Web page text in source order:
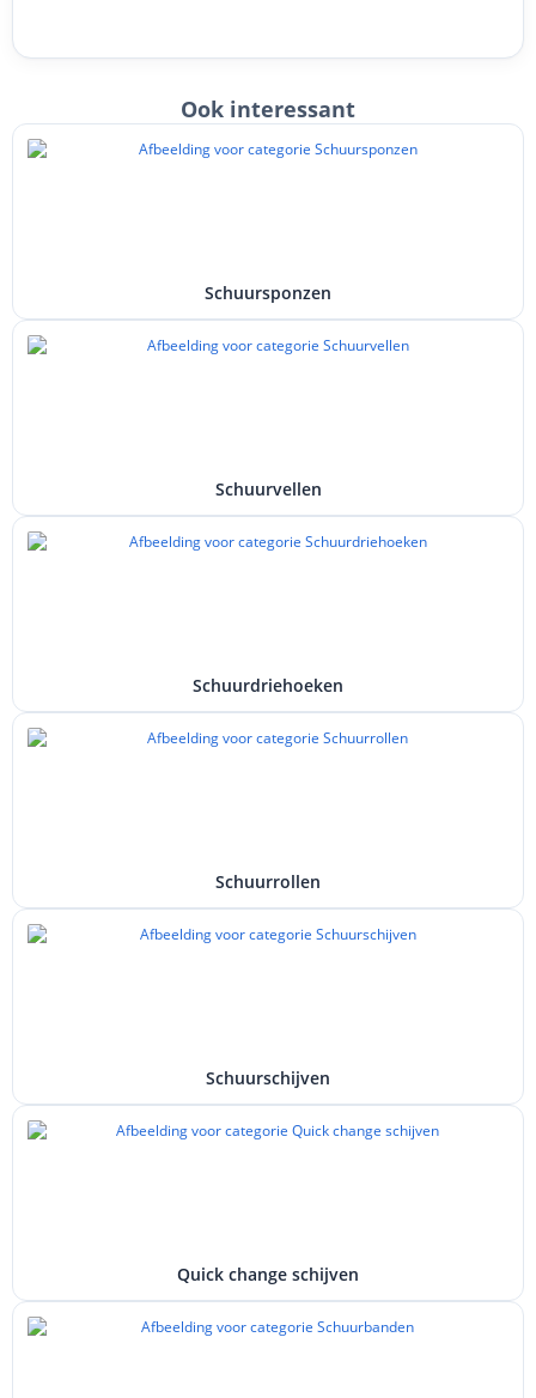
Ook interessant
Schuursponzen
Schuurvellen
Schuurdriehoeken
Schuurrollen
Schuurschijven
Quick change schijven